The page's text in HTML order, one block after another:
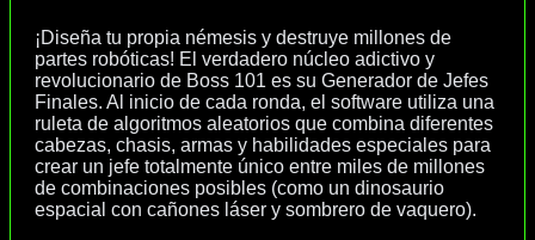
¡Diseña tu propia némesis y destruye millones de
partes robóticas! El verdadero núcleo adictivo y
revolucionario de Boss 101 es su Generador de Jefes
Finales. Al inicio de cada ronda, el software utiliza una
ruleta de algoritmos aleatorios que combina diferentes
cabezas, chasis, armas y habilidades especiales para
crear un jefe totalmente único entre miles de millones
de combinaciones posibles (como un dinosaurio
espacial con cañones láser y sombrero de vaquero).